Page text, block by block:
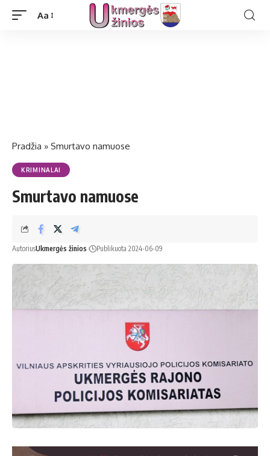
Aa
Pradžia » Smurtavo namuose
KRIMINALAI
Smurtavo namuose
AutoriusUkmergės žinios Publikuota 2024-06-09